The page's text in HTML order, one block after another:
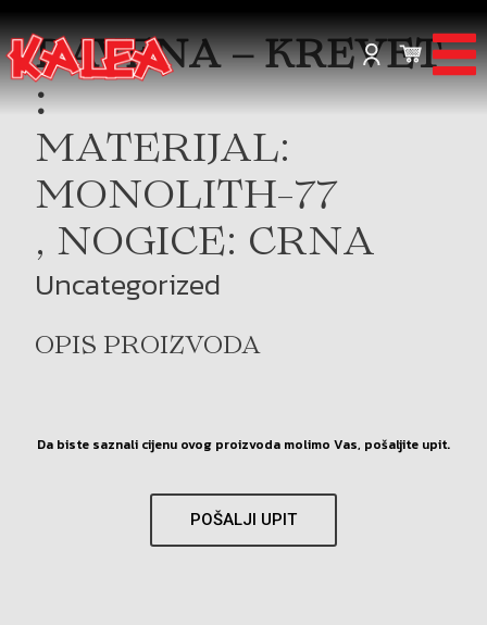
RAVENA – KREVET
:
MATERIJAL:
MONOLITH-77
, NOGICE: CRNA
Uncategorized
OPIS PROIZVODA
Da biste saznali cijenu ovog proizvoda molimo Vas, pošaljite upit.
POŠALJI UPIT